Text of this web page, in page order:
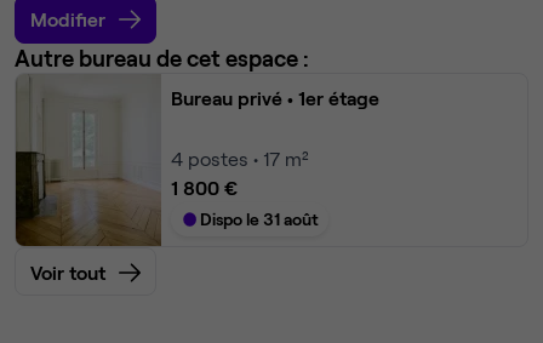
Modifier
Autre bureau de cet espace :
Bureau privé • 1er étage
4 postes • 17 m²
1 800 €
Dispo le 31 août
Voir tout